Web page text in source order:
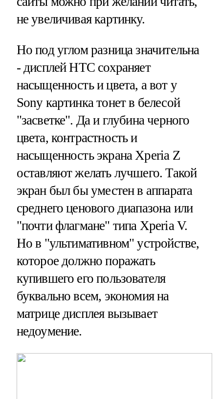
не увеличивая картинку.
Но под углом разница значительна
- дисплей HTC сохраняет
насыщенность и цвета, а вот у
Sony картинка тонет в белесой
"засветке". Да и глубина черного
цвета, контрастность и
насыщенность экрана Xperia Z
оставляют желать лучшего. Такой
экран был бы уместен в аппарата
среднего ценового диапазона или
"почти флагмане" типа Xperia V.
Но в "ультимативном" устройстве,
которое должно поражать
купившего его пользователя
буквально всем, экономия на
матрице дисплея вызывает
недоумение.